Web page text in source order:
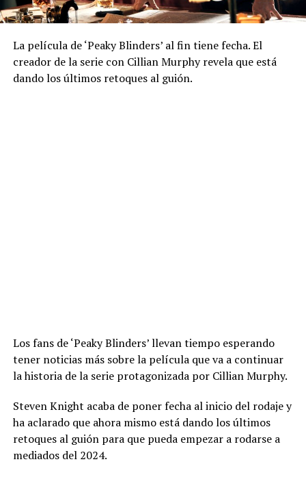
La película de ‘Peaky Blinders’ al fin tiene fecha. El
creador de la serie con Cillian Murphy revela que está
dando los últimos retoques al guión.
Los fans de ‘Peaky Blinders’ llevan tiempo esperando
tener noticias más sobre la película que va a continuar
la historia de la serie protagonizada por Cillian Murphy.
Steven Knight acaba de poner fecha al inicio del rodaje y
ha aclarado que ahora mismo está dando los últimos
retoques al guión para que pueda empezar a rodarse a
mediados del 2024.